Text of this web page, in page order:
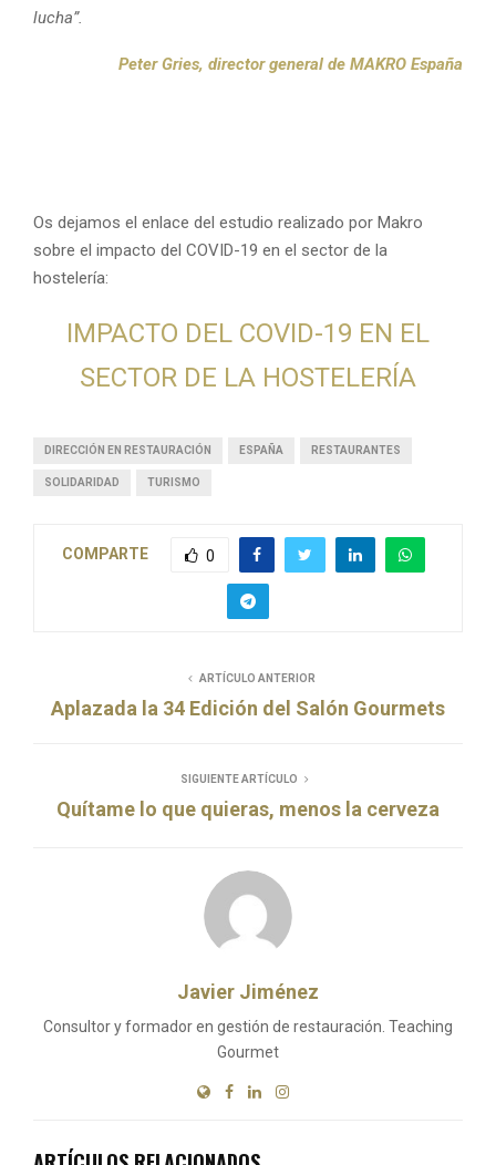
lucha”.
Peter Gries, director general de MAKRO España
Os dejamos el enlace del estudio realizado por Makro
sobre el impacto del COVID-19 en el sector de la
hostelería:
IMPACTO DEL COVID-19 EN EL
SECTOR DE LA HOSTELERÍA
DIRECCIÓN EN RESTAURACIÓN ESPAÑA RESTAURANTES
SOLIDARIDAD TURISMO
COMPARTE 0
ARTÍCULO ANTERIOR
Aplazada la 34 Edición del Salón Gourmets
SIGUIENTE ARTÍCULO
Quítame lo que quieras, menos la cerveza
Javier Jiménez
Consultor y formador en gestión de restauración. Teaching
Gourmet